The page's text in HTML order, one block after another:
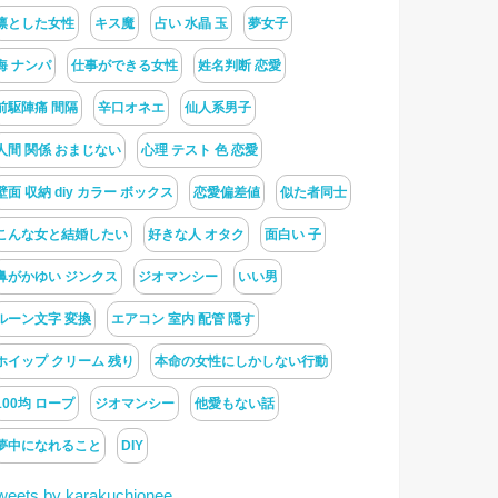
とした女性 キス魔 占い 水晶 玉 夢女子
ナンパ 仕事ができる女性 姓名判断 恋愛
駆陣痛 間隔 辛口オネエ 仙人系男子
間 関係 おまじない 心理 テスト 色 恋愛
面 収納 diy カラー ボックス 恋愛偏差値 似た者同士
んな女と結婚したい 好きな人 オタク 面白い 子
がかゆい ジンクス ジオマンシー いい男
ーン文字 変換 エアコン 室内 配管 隠す
イップ クリーム 残り 本命の女性にしかしない行動
均 ロープ ジオマンシー 他愛もない話
中になれること DIY